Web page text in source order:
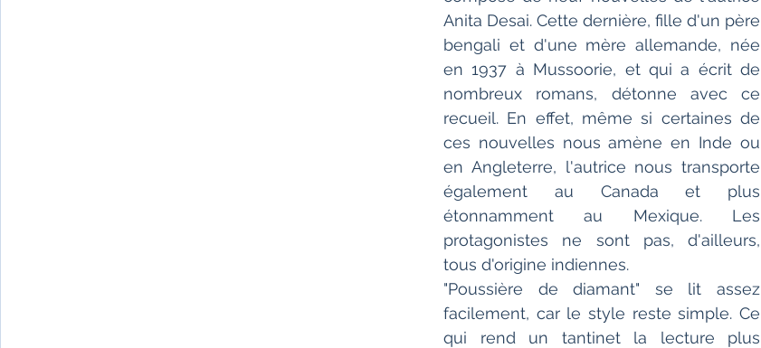
Littérature du Bangladesh Littérature pakistanaise
Contes
Anita Desai. Cette dernière, fille d'un père
bengali et d'une mère allemande, née
en 1937 à Mussoorie, et qui a écrit de
nombreux romans, détonne avec ce
recueil. En effet, même si certaines de
ces nouvelles nous amène en Inde ou
en Angleterre, l'autrice nous transporte
également au Canada et plus
étonnamment au Mexique. Les
protagonistes ne sont pas, d'ailleurs,
tous d'origine indiennes.
"Poussière de diamant" se lit assez
facilement, car le style reste simple. Ce
qui rend un tantinet la lecture plus